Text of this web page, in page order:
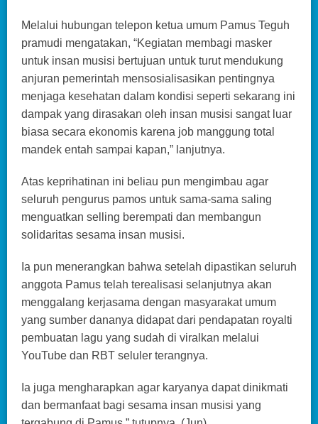
Melalui hubungan telepon ketua umum Pamus Teguh
pramudi mengatakan, “Kegiatan membagi masker
untuk insan musisi bertujuan untuk turut mendukung
anjuran pemerintah mensosialisasikan pentingnya
menjaga kesehatan dalam kondisi seperti sekarang ini
dampak yang dirasakan oleh insan musisi sangat luar
biasa secara ekonomis karena job manggung total
mandek entah sampai kapan,” lanjutnya.
Atas keprihatinan ini beliau pun mengimbau agar
seluruh pengurus pamos untuk sama-sama saling
menguatkan selling berempati dan membangun
solidaritas sesama insan musisi.
Ia pun menerangkan bahwa setelah dipastikan seluruh
anggota Pamus telah terealisasi selanjutnya akan
menggalang kerjasama dengan masyarakat umum
yang sumber dananya didapat dari pendapatan royalti
pembuatan lagu yang sudah di viralkan melalui
YouTube dan RBT seluler terangnya.
Ia juga mengharapkan agar karyanya dapat dinikmati
dan bermanfaat bagi sesama insan musisi yang